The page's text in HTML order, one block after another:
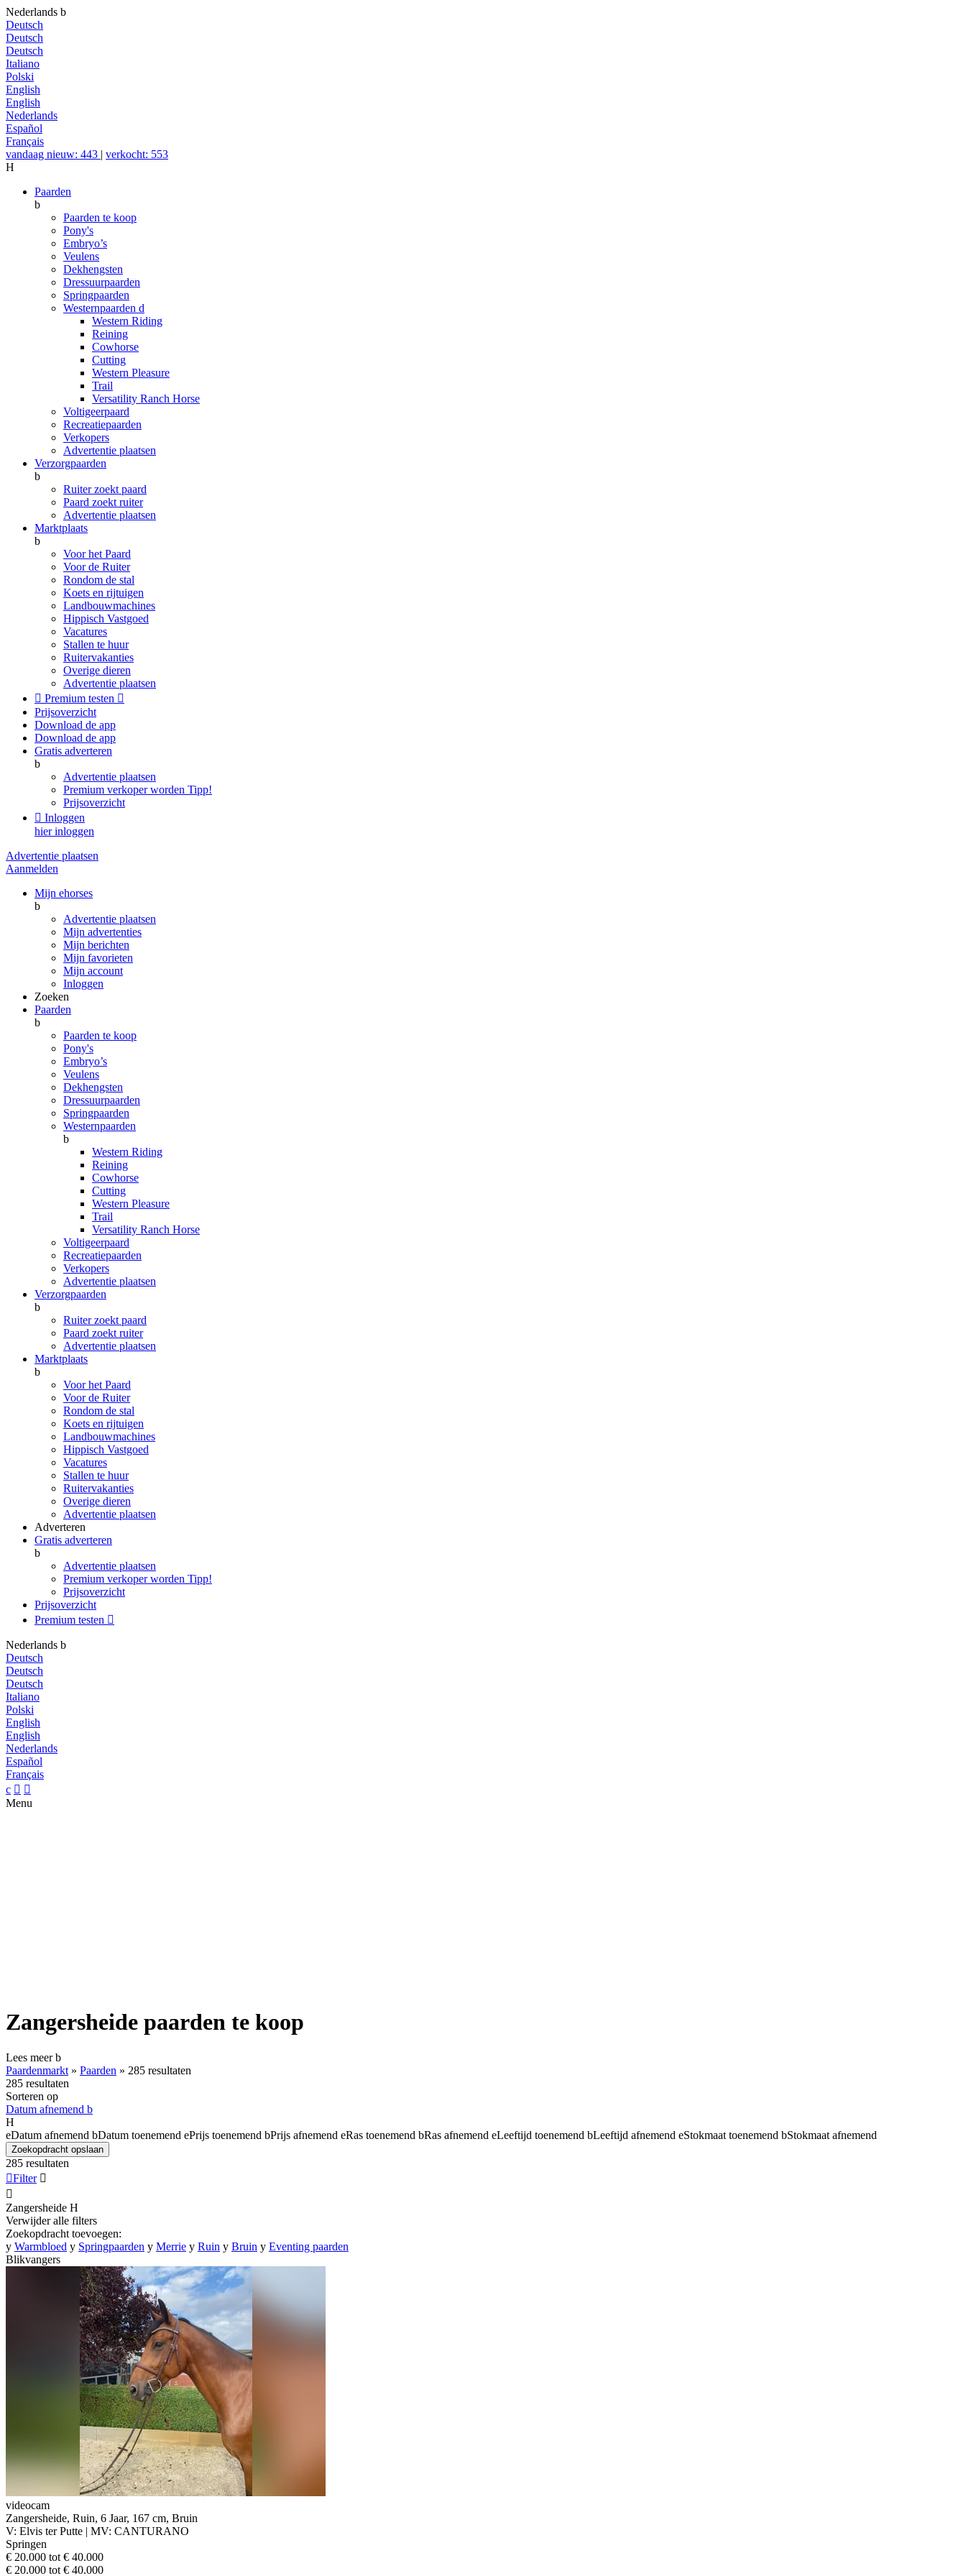
Nederlands b
Deutsch
Deutsch
Deutsch
Italiano
Polski
English
English
Nederlands
Español
Français
vandaag nieuw: 443 | verkocht: 553
H
Paarden
b
Paarden te koop
Pony's
Embryo’s
Veulens
Dekhengsten
Dressuurpaarden
Springpaarden
Westernpaarden d
Western Riding
Reining
Cowhorse
Cutting
Western Pleasure
Trail
Versatility Ranch Horse
Voltigeerpaard
Recreatiepaarden
Verkopers
Advertentie plaatsen
Verzorgpaarden
b
Ruiter zoekt paard
Paard zoekt ruiter
Advertentie plaatsen
Marktplaats
b
Voor het Paard
Voor de Ruiter
Rondom de stal
Koets en rijtuigen
Landbouwmachines
Hippisch Vastgoed
Vacatures
Stallen te huur
Ruitervakanties
Overige dieren
Advertentie plaatsen
 Premium testen 
Prijsoverzicht
Download de app
Download de app
Gratis adverteren
b
Advertentie plaatsen
Premium verkoper worden Tipp!
Prijsoverzicht
 Inloggen
hier inloggen
Advertentie plaatsen
Aanmelden
Mijn ehorses
b
Advertentie plaatsen
Mijn advertenties
Mijn berichten
Mijn favorieten
Mijn account
Inloggen
Zoeken
Paarden
b
Paarden te koop
Pony's
Embryo’s
Veulens
Dekhengsten
Dressuurpaarden
Springpaarden
Westernpaarden
b
Western Riding
Reining
Cowhorse
Cutting
Western Pleasure
Trail
Versatility Ranch Horse
Voltigeerpaard
Recreatiepaarden
Verkopers
Advertentie plaatsen
Verzorgpaarden
b
Ruiter zoekt paard
Paard zoekt ruiter
Advertentie plaatsen
Marktplaats
b
Voor het Paard
Voor de Ruiter
Rondom de stal
Koets en rijtuigen
Landbouwmachines
Hippisch Vastgoed
Vacatures
Stallen te huur
Ruitervakanties
Overige dieren
Advertentie plaatsen
Adverteren
Gratis adverteren
b
Advertentie plaatsen
Premium verkoper worden Tipp!
Prijsoverzicht
Prijsoverzicht
Premium testen 
Nederlands b
Deutsch
Deutsch
Deutsch
Italiano
Polski
English
English
Nederlands
Español
Français
c  
Menu
Zangersheide paarden te koop
Lees meerb
Paardenmarkt » Paarden » 285 resultaten
285 resultaten
Sorteren op
Datum afnemend b
H
eDatum afnemend bDatum toenemend ePrijs toenemend bPrijs afnemend eRas toenemend bRas afnemend eLeeftijd toenemend bLeeftijd afnemend eStokmaat toenemend bStokmaat afnemend
Zoekopdracht opslaan
285 resultaten
Filter 

Zangersheide H
Verwijder alle filters
Zoekopdracht toevoegen:
y Warmbloed y Springpaarden y Merrie y Ruin y Bruin y Eventing paarden
Blikvangers
videocam
Zangersheide, Ruin, 6 Jaar, 167 cm, Bruin
V: Elvis ter Putte | MV: CANTURANO
Springen
€ 20.000 tot € 40.000
€ 20.000 tot € 40.000